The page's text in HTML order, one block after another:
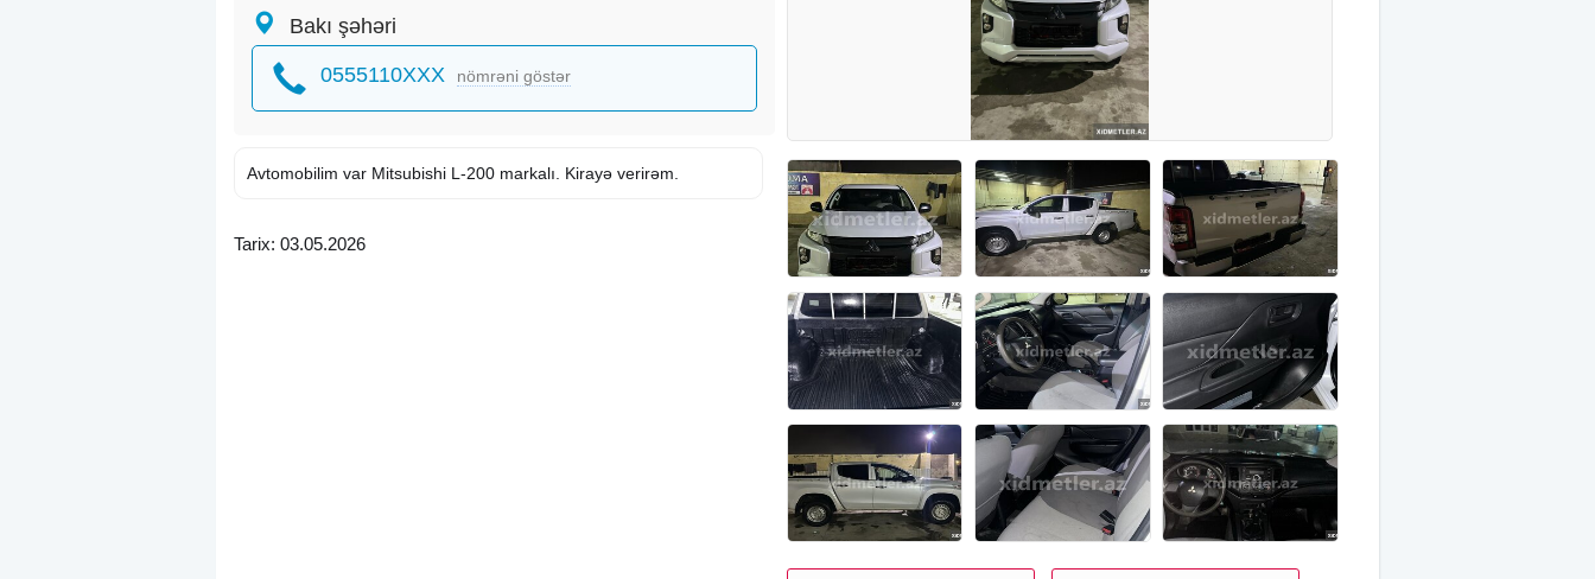
Bakı şəhəri
0555110XXX nömrəni göstər
Avtomobilim var Mitsubishi L-200 markalı. Kirayə verirəm.
Tarix: 03.05.2026